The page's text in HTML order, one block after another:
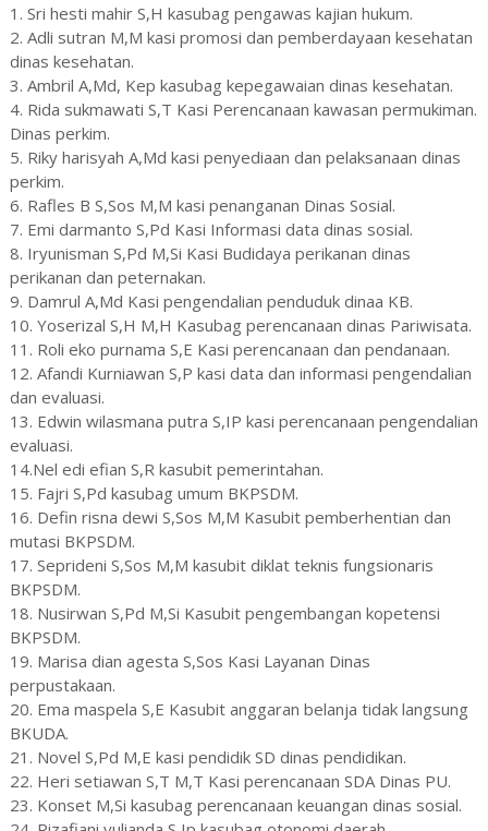
1. Sri hesti mahir S,H kasubag pengawas kajian hukum.
2. Adli sutran M,M kasi promosi dan pemberdayaan kesehatan
dinas kesehatan.
3. Ambril A,Md, Kep kasubag kepegawaian dinas kesehatan.
4. Rida sukmawati S,T Kasi Perencanaan kawasan permukiman.
Dinas perkim.
5. Riky harisyah A,Md kasi penyediaan dan pelaksanaan dinas
perkim.
6. Rafles B S,Sos M,M kasi penanganan Dinas Sosial.
7. Emi darmanto S,Pd Kasi Informasi data dinas sosial.
8. Iryunisman S,Pd M,Si Kasi Budidaya perikanan dinas
perikanan dan peternakan.
9. Damrul A,Md Kasi pengendalian penduduk dinaa KB.
10. Yoserizal S,H M,H Kasubag perencanaan dinas Pariwisata.
11. Roli eko purnama S,E Kasi perencanaan dan pendanaan.
12. Afandi Kurniawan S,P kasi data dan informasi pengendalian
dan evaluasi.
13. Edwin wilasmana putra S,IP kasi perencanaan pengendalian
evaluasi.
14.Nel edi efian S,R kasubit pemerintahan.
15. Fajri S,Pd kasubag umum BKPSDM.
16. Defin risna dewi S,Sos M,M Kasubit pemberhentian dan
mutasi BKPSDM.
17. Seprideni S,Sos M,M kasubit diklat teknis fungsionaris
BKPSDM.
18. Nusirwan S,Pd M,Si Kasubit pengembangan kopetensi
BKPSDM.
19. Marisa dian agesta S,Sos Kasi Layanan Dinas
perpustakaan.
20. Ema maspela S,E Kasubit anggaran belanja tidak langsung
BKUDA.
21. Novel S,Pd M,E kasi pendidik SD dinas pendidikan.
22. Heri setiawan S,T M,T Kasi perencanaan SDA Dinas PU.
23. Konset M,Si kasubag perencanaan keuangan dinas sosial.